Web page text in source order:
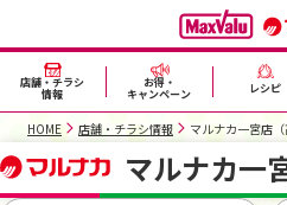
店舗・チラシ
情報
お得・
キャンペーン レシピ
HOME 店舗・チラシ情報 マルナカ一宮店（
マルナカ一